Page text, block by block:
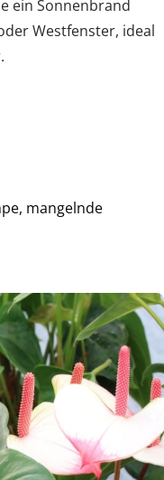
ein Sonnenbrand
Westfenster, ideal
mangelnde